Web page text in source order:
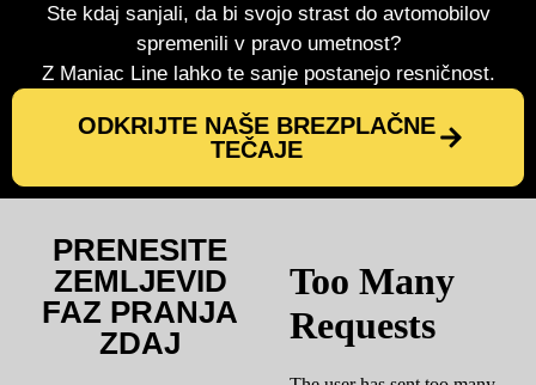
Ste kdaj sanjali, da bi svojo strast do avtomobilov
spremenili v pravo umetnost?
Z Maniac Line lahko te sanje postanejo resničnost.
ODKRIJTE NAŠE BREZPLAČNE
TEČAJE
PRENESITE
ZEMLJEVID
FAZ PRANJA
ZDAJ